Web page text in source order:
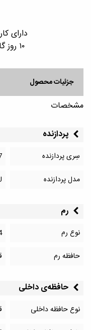
دارای
۱۰ روز گارانتی بی قید و شرط
جزئیات محصول
مشخصات
پردازنده
سِری پردازنده
مدل پردازنده
رم
نوع رم
حافظه رم
حافظه‌‌ی داخلی
نوع حافظه داخلی